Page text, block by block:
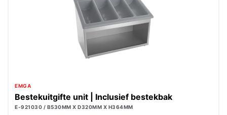
EMGA
Bestekuitgifte unit | Inclusief bestekbak
E-921030 / B530MM X D320MM X H364MM